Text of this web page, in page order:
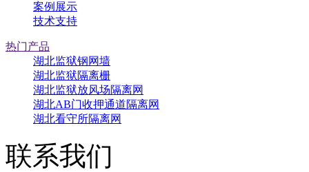
案例展示
技术支持
热门产品
湖北监狱钢网墙
湖北监狱隔离栅
湖北监狱放风场隔离网
湖北AB门收押通道隔离网
湖北看守所隔离网
联系我们